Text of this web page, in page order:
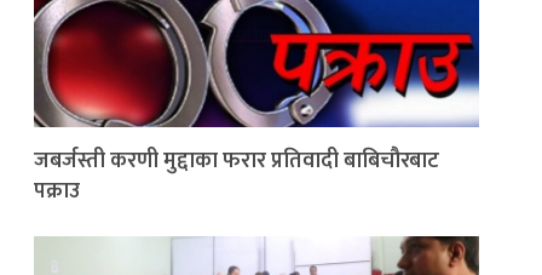
जबर्जस्ती करणी मुद्दाका फरार प्रतिवादी बाबिचौरबाट
पक्राउ